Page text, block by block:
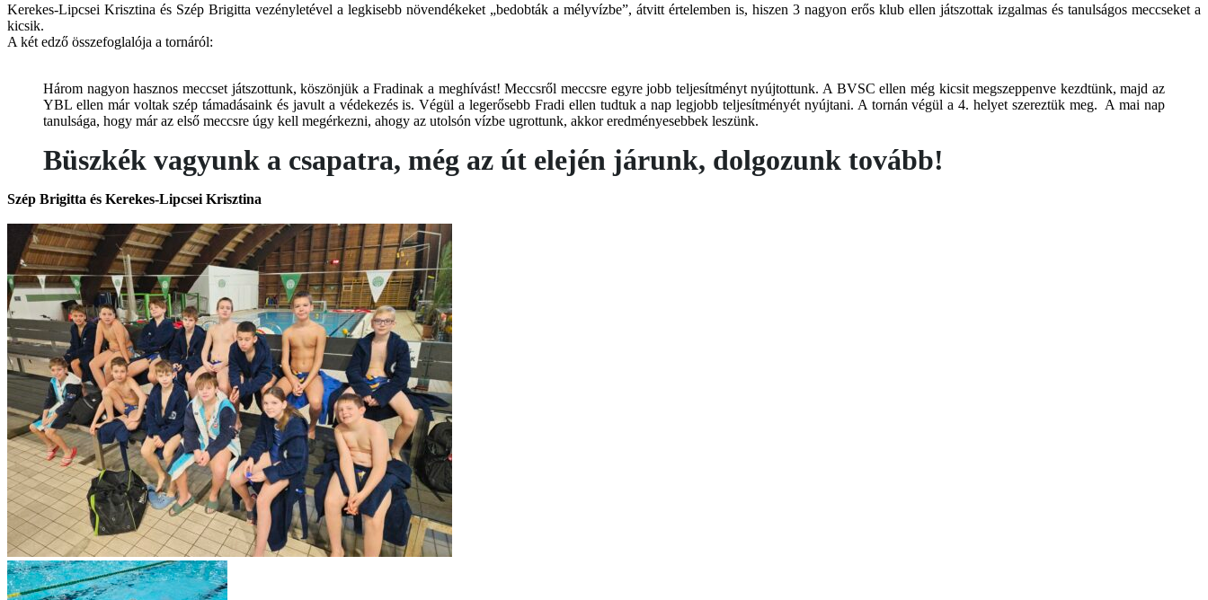
Kerekes-Lipcsei Krisztina és Szép Brigitta vezényletével a legkisebb növendékeket „bedobták a mélyvízbe”, átvitt értelemben is, hiszen 3 nagyon erős klub ellen játszottak izgalmas és tanulságos meccseket a
kicsik.
A két edző összefoglalója a tornáról:
Három nagyon hasznos meccset játszottunk, köszönjük a Fradinak a meghívást! Meccsről meccsre egyre jobb teljesítményt nyújtottunk. A BVSC ellen még kicsit megszeppenve kezdtünk, majd az
YBL ellen már voltak szép támadásaink és javult a védekezés is. Végül a legerősebb Fradi ellen tudtuk a nap legjobb teljesítményét nyújtani. A tornán végül a 4. helyet szereztük meg. A mai nap
tanulsága, hogy már az első meccsre úgy kell megérkezni, ahogy az utolsón vízbe ugrottunk, akkor eredményesebbek leszünk.
Büszkék vagyunk a csapatra, még az út elején járunk, dolgozunk tovább!
Szép Brigitta és Kerekes-Lipcsei Krisztina